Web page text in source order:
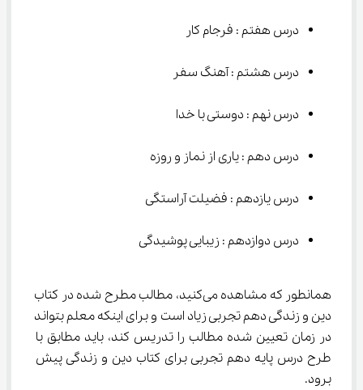
درس هفتم : فرجام کار
درس هشتم : آهنگ سفر
درس نهم : دوستی با خدا
درس دهم : یاری از نماز و روزه
درس یازدهم : فضیلت آراستگی
درس دوازدهم : زیبایی پوشیدگی
همانطور که مشاهده می‌کنید، مطالب مطرح شده در کتاب
دین و زندگی دهم تجربی زیاد است و برای اینکه معلم بتواند
در زمان تعیین شده مطالب را تدریس کند، باید مطابق با
طرح درس پایه دهم تجربی برای کتاب دین و زندگی پیش
برود.